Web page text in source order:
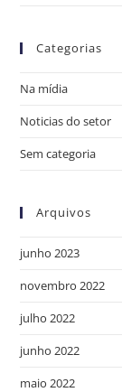
Categorias
Na mídia
Noticias do setor
Sem categoria
Arquivos
junho 2023
novembro 2022
julho 2022
junho 2022
maio 2022